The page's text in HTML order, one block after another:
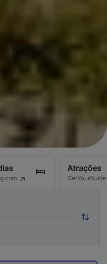
Atrações
GetYourGuide